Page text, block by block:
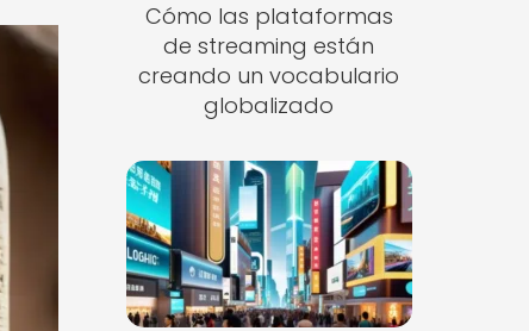
Cómo las plataformas
de streaming están
creando un vocabulario
globalizado